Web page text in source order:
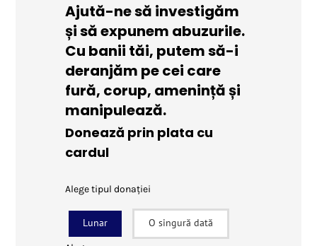
Ajută-ne să investigăm
și să expunem abuzurile.
Cu banii tăi, putem să-i
deranjăm pe cei care
fură, corup, amenință și
manipulează.
Donează prin plata cu
cardul
Alege tipul donației
Lunar O singură dată